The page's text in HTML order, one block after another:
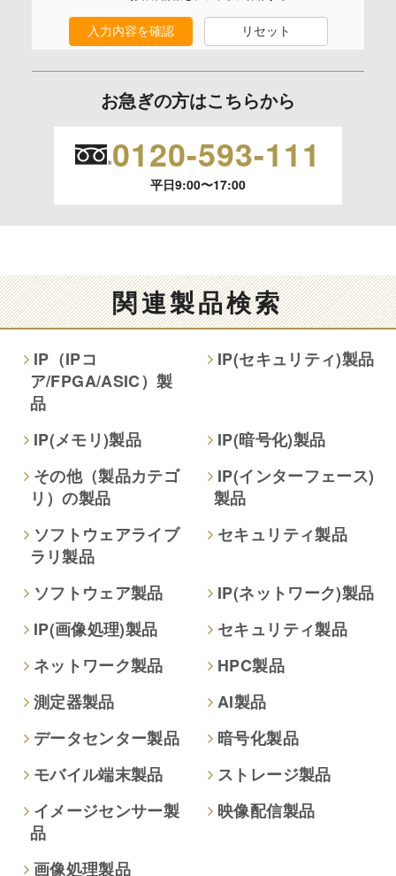
保有個人データの開示等および問合わせ窓口について
の停止、消去および 第三者への提供の停止（「開示等」とい
開示等のご請求は、下記お問い合わせ先窓口へご連絡願いま
情報提供は任意ですが、情報を提供しなかった場合、情報の
項目によってはお問い合わせ等に
ご回答できない場合がございます。
本人が容易に認識できない方法による取得
入力内容を確認 リセット
お急ぎの方はこちらから
0120-593-111
平日9:00〜17:00
関連製品検索
IP（IPコ
ア/FPGA/ASIC）製
品
IP(セキュリティ)製品
IP(メモリ)製品
IP(暗号化)製品
その他（製品カテゴ
リ）の製品
IP(インターフェース)
製品
ソフトウェアライブ
ラリ製品
セキュリティ製品
ソフトウェア製品
IP(ネットワーク)製品
IP(画像処理)製品
セキュリティ製品
ネットワーク製品
HPC製品
測定器製品
AI製品
データセンター製品
暗号化製品
モバイル端末製品
ストレージ製品
イメージセンサー製
品
映像配信製品
画像処理製品